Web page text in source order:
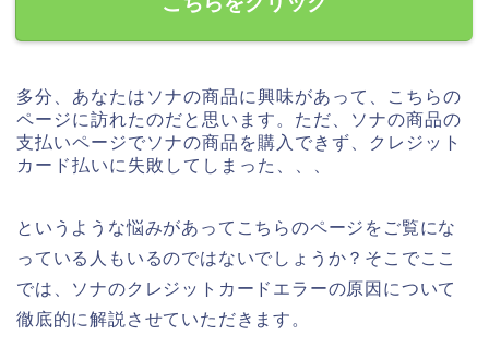
多分、あなたはソナの商品に興味があって、こちらの
ページに訪れたのだと思います。ただ、ソナの商品の
支払いページでソナの商品を購入できず、クレジット
カード払いに失敗してしまった、、、
というような悩みがあってこちらのページをご覧にな
っている人もいるのではないでしょうか？そこでここ
では、ソナのクレジットカードエラーの原因について
徹底的に解説させていただきます。